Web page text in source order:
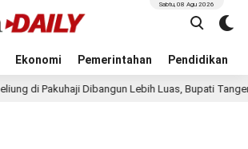
Ekonomi Pemerintahan Pendidikan
Sabtu, 08 Agu 2026
Dibangun Lebih Luas, Bupati Tangerang: